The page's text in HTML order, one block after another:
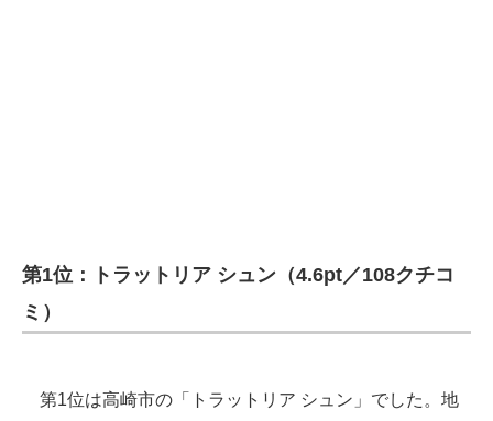
第1位：トラットリア シュン（4.6pt／108クチコ
ミ）
第1位は高崎市の「トラットリア シュン」でした。地